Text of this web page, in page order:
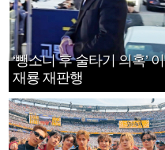
‘뺑소니 후 술타기 의혹’ 이
재룡 재판행